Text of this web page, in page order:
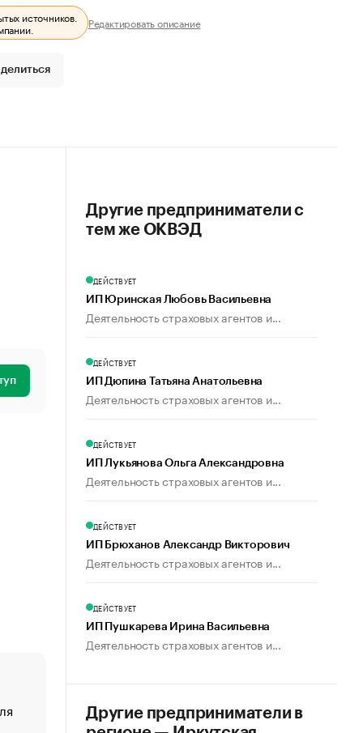
источников.
Редактировать описание
«От спорта тело стареет иначе». Как живет глава
создавшей GTA
Другие предприниматели с
тем же ОКВЭД
ДЕЙСТВУЕТ
ИП Юринская Любовь Васильевна
Деятельность страховых агентов и...
ДЕЙСТВУЕТ
ИП Дюпина Татьяна Анатольевна
Деятельность страховых агентов и...
ДЕЙСТВУЕТ
ИП Лукьянова Ольга Александровна
Деятельность страховых агентов и...
ДЕЙСТВУЕТ
ИП Брюханов Александр Викторович
Деятельность страховых агентов и...
ДЕЙСТВУЕТ
ИП Пушкарева Ирина Васильевна
Деятельность страховых агентов и...
Другие предприниматели в